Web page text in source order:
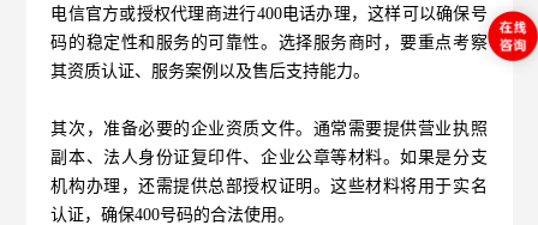
电信官方或授权代理商进行400电话办理，这样可以确保号
码的稳定性和服务的可靠性。选择服务商时，要重点考察
其资质认证、服务案例以及售后支持能力。
其次，准备必要的企业资质文件。通常需要提供营业执照
副本、法人身份证复印件、企业公章等材料。如果是分支
机构办理，还需提供总部授权证明。这些材料将用于实名
认证，确保400号码的合法使用。